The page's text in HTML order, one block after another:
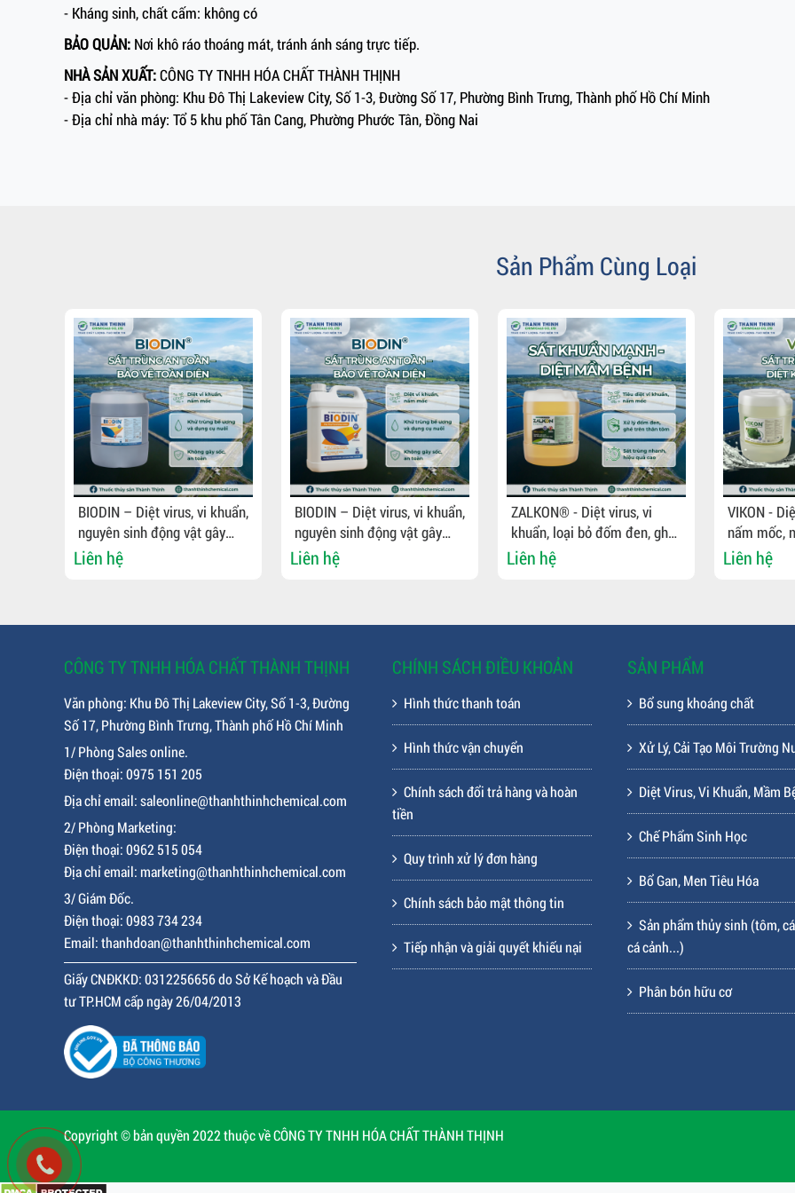
- Kháng sinh, chất cấm: không có
BẢO QUẢN: Nơi khô ráo thoáng mát, tránh ánh sáng trực tiếp.
NHÀ SẢN XUẤT:CÔNG TY TNHH HÓA CHẤT THÀNH THỊNH
- Địa chỉ văn phòng: Khu Đô Thị Lakeview City, Số 1-3, Đường Số 17, Phường Bình Trưng, Thành phố Hồ Chí Minh
- Địa chỉ nhà máy: Tổ 5 khu phố Tân Cang, Phường Phước Tân, Đồng Nai
Sản Phẩm Cùng Loại
BIODIN – Diệt virus, vi khuẩn,
nguyên sinh động vật gây
bệnh, khử trùng bể ương,
dụng cụ nuôi
Liên hệ
BIODIN – Diệt virus, vi khuẩn,
nguyên sinh động vật gây
bệnh, khử trùng bể ương,
dụng cụ nuôi
Liên hệ
ZALKON® - Diệt virus, vi
khuẩn, loại bỏ đốm đen, ghẻ
trên tôm, sát trùng bể ương,
dụng cụ nuôi
Liên hệ
VIKON -
nấm mốc,
vật gây
ương, dụng
Liên hệ
CÔNG TY TNHH HÓA CHẤT THÀNH THỊNH
Văn phòng: Khu Đô Thị Lakeview City, Số 1-3, Đường
Số 17, Phường Bình Trưng, Thành phố Hồ Chí Minh
1/ Phòng Sales online.
Điện thoại: 0975 151 205
Địa chỉ email: saleonline@thanhthinhchemical.com
2/ Phòng Marketing:
Điện thoại: 0962 515 054
Địa chỉ email: marketing@thanhthinhchemical.com
3/ Giám Đốc.
Điện thoại: 0983 734 234
Email: thanhdoan@thanhthinhchemical.com
Giấy CNĐKKD: 0312256656 do Sở Kế hoạch và Đầu
tư TP.HCM cấp ngày 26/04/2013
CHÍNH SÁCH ĐIỀU KHOẢN
Hình thức thanh toán
Hình thức vận chuyển
Chính sách đổi trả hàng và hoàn
tiền
Quy trình xử lý đơn hàng
Chính sách bảo mật thông tin
Tiếp nhận và giải quyết khiếu nại
SẢN PHẨM
Bổ sung khoáng chất
Xử Lý, Cải Tạo Môi Trường
Diệt Virus, Vi Khuẩn, Mầm
Chế Phẩm Sinh Học
Bổ Gan, Men Tiêu Hóa
Sản phẩm thủy sinh (tôm,
cá cảnh...)
Phân bón hữu cơ
Copyright © bản quyền 2022 thuộc về CÔNG TY TNHH HÓA CHẤT THÀNH THỊNH